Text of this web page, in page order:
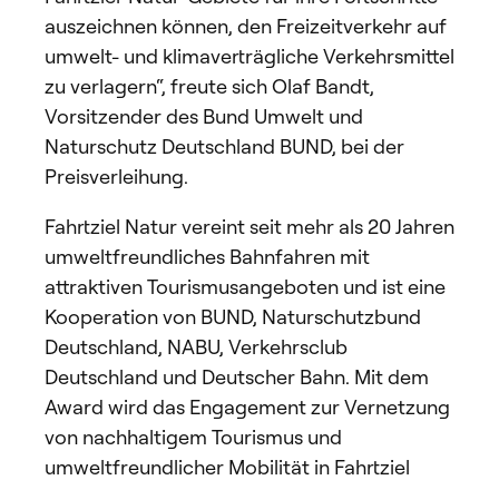
auszeichnen können, den Freizeitverkehr auf
umwelt- und klimaverträgliche Verkehrsmittel
zu verlagern“, freute sich Olaf Bandt,
Vorsitzender des Bund Umwelt und
Naturschutz Deutschland BUND, bei der
Preisverleihung.
Fahrtziel Natur vereint seit mehr als 20 Jahren
umweltfreundliches Bahnfahren mit
attraktiven Tourismusangeboten und ist eine
Kooperation von BUND, Naturschutzbund
Deutschland, NABU, Verkehrsclub
Deutschland und Deutscher Bahn. Mit dem
Award wird das Engagement zur Vernetzung
von nachhaltigem Tourismus und
umweltfreundlicher Mobilität in Fahrtziel